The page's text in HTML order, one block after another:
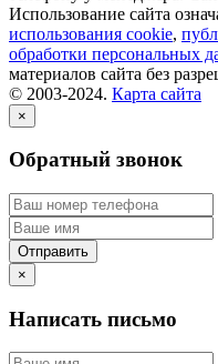
Использование сайта
использования cookie,
обработки персональных
материалов сайта без
© 2003-2024. Карта сайта
×
Обратный звонок
×
Написать письмо